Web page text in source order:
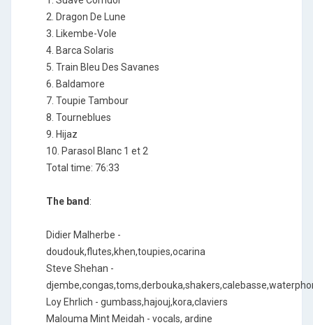
2. Dragon De Lune
3. Likembe-Vole
4. Barca Solaris
5. Train Bleu Des Savanes
6. Baldamore
7. Toupie Tambour
8. Tourneblues
9. Hijaz
10. Parasol Blanc 1 et 2
Total time: 76:33
The band :
Didier Malherbe -
doudouk,flutes,khen,toupies,ocarina
Steve Shehan -
Loy Ehrlich - gumbass,hajouj,kora,claviers
Malouma Mint Meidah - vocals, ardine